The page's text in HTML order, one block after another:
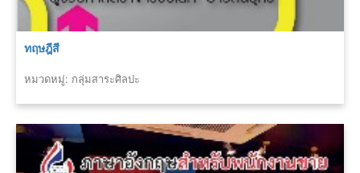
ทฤษฎีสี
หมวดหมู่: กลุ่มสาระศิลปะ